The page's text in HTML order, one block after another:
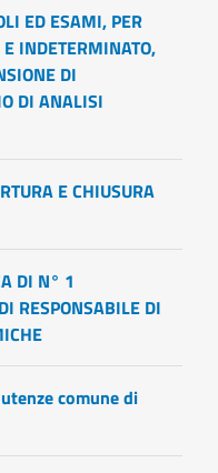
ED ESAMI, PER
INDETERMINATO,
DI
DI ANALISI
E CHIUSURA
DI N° 1
RESPONSABILE DI
comune di